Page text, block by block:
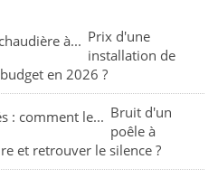
Prix d'une
installation de
en 2026 ?
Bruit d'un
poêle à
et retrouver le silence ?